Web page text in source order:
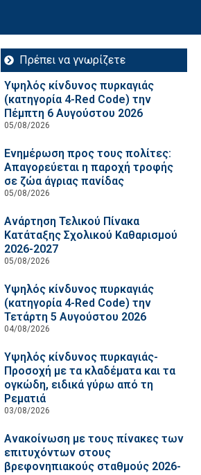
Πρέπει να γνωρίζετε
Υψηλός κίνδυνος πυρκαγιάς
(κατηγορία 4-Red Code) την
Πέμπτη 6 Αυγούστου 2026
05/08/2026
Ενημέρωση προς τους πολίτες:
Απαγορεύεται η παροχή τροφής
σε ζώα άγριας πανίδας
05/08/2026
Ανάρτηση Τελικού Πίνακα
Κατάταξης Σχολικού Καθαρισμού
2026-2027
05/08/2026
Υψηλός κίνδυνος πυρκαγιάς
(κατηγορία 4-Red Code) την
Τετάρτη 5 Αυγούστου 2026
04/08/2026
Υψηλός κίνδυνος πυρκαγιάς-
Προσοχή με τα κλαδέματα και τα
ογκώδη, ειδικά γύρω από τη
Ρεματιά
03/08/2026
Ανακοίνωση με τους πίνακες των
επιτυχόντων στους
βρεφονηπιακούς σταθμούς 2026-